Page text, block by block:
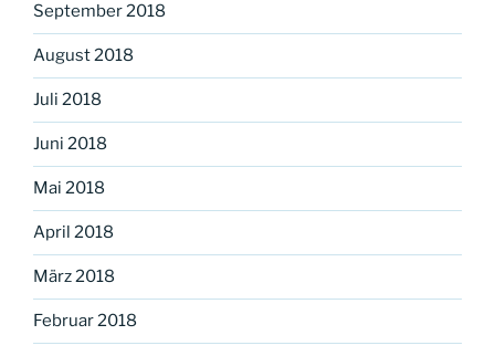
September 2018
August 2018
Juli 2018
Juni 2018
Mai 2018
April 2018
März 2018
Februar 2018